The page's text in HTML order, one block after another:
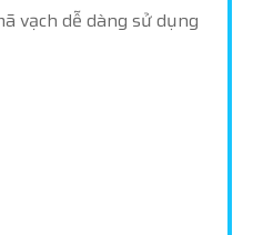
vạch dễ dàng sử dụng